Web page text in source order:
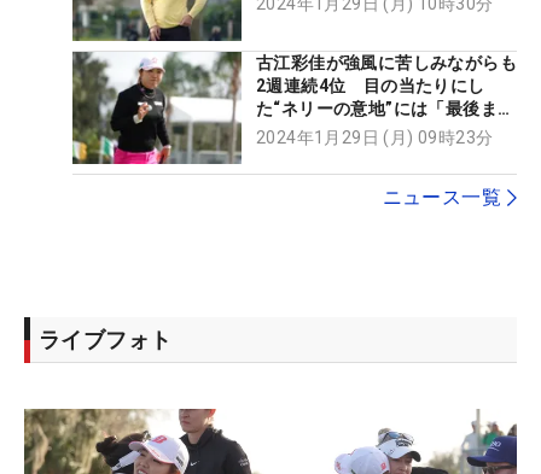
2024年1月29日 (月) 10時30分
古江彩佳が強風に苦しみながらも
2週連続4位 目の当たりにし
た“ネリーの意地”には「最後まで
集中していた」
2024年1月29日 (月) 09時23分
ニュース一覧
ライブフォト